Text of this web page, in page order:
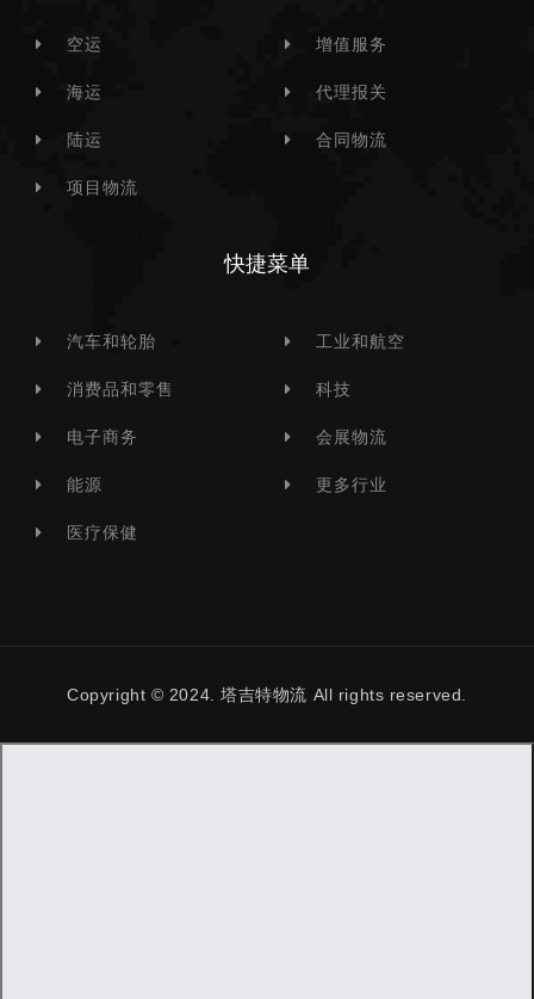
空运
海运
陆运
项目物流
增值服务
代理报关
合同物流
快捷菜单
汽车和轮胎
消费品和零售
电子商务
能源
医疗保健
工业和航空
科技
会展物流
更多行业
Copyright © 2024. 塔吉特物流 All rights reserved.